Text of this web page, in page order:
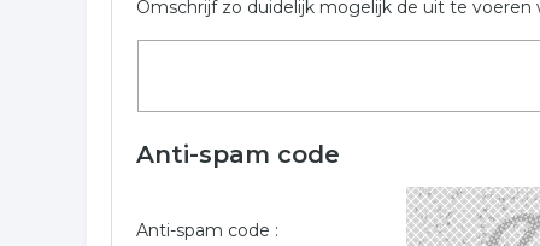
Omschrijf zo duidelijk mogelijk de uit te voeren
Anti-spam code
Anti-spam code :